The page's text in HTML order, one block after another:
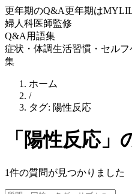
更年期のQ&A更年期は
婦人科医師監修
Q&A 用語集
症状・体調生活習慣・セルフ
集
ホーム
/
タグ: 陽性反応
「 陽性反応」
1件の質問が見つかりました